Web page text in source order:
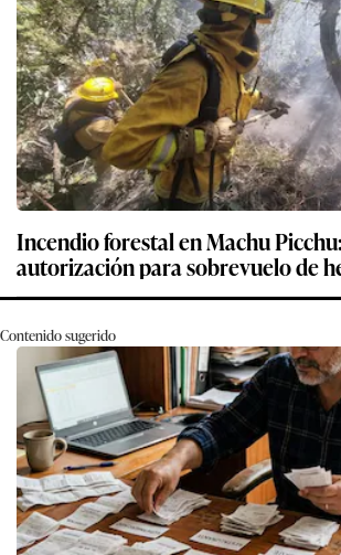
Incendio forestal en Machu
autorización para sobrevuelo de
Contenido sugerido